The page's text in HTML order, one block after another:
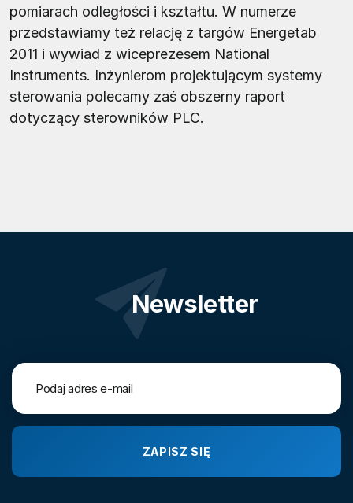
pomiarach odległości i kształtu. W numerze
przedstawiamy też relację z targów Energetab
2011 i wywiad z wiceprezesem National
Instruments. Inżynierom projektującym systemy
sterowania polecamy zaś obszerny raport
dotyczący sterowników PLC.
Newsletter